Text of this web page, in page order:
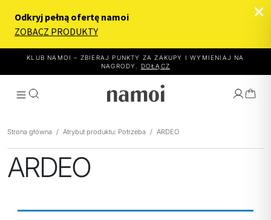
KLUB NAMOI – ZBIERAJ PUNKTY ZA ZAKUPY I WYMIENIAJ NA
NAGRODY.
DOŁĄCZ
WYBIERZ EFEKT
PRODUKTY
Strona główna / Atrybut produktu: Potrzeba / ARDEO
ARDEO